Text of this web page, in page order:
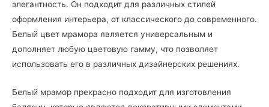
элегантность. Он подходит для различных стилей
оформления интерьера, от классического до современного.
Белый цвет мрамора является универсальным и
дополняет любую цветовую гамму, что позволяет
использовать его в различных дизайнерских решениях.
Белый мрамор прекрасно подходит для изготовления